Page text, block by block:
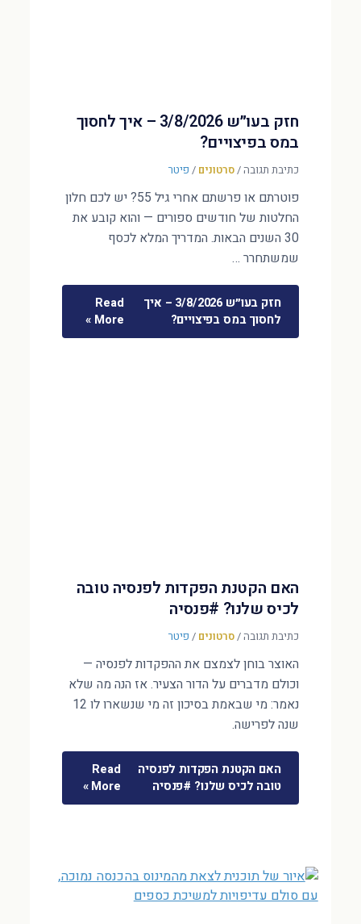
חזק בעו״ש 3/8/2026 – איך לחסוך
במס בפיצויים?
כתיבת תגובה/סרטונים / פיטר
פוטרתם או פרשתם אחרי גיל 55? יש לכם חלון
החלטות של חודשים ספורים — והוא קובע את
30 השנים הבאות. המדריך המלא לכסף
שמשתחרר …
חזק בעו״ש 3/8/2026 – איך
לחסוך במס בפיצויים?
Read
More »
האם הקטנת הפקדות לפנסיה טובה
לכיס שלנו? #פנסיה
כתיבת תגובה/סרטונים / פיטר
האוצר בוחן לצמצם את ההפקדות לפנסיה —
וכולם מדברים על הדור הצעיר. אז הנה מה שלא
נאמר: מי שבאמת בסיכון זה מי שנשארו לו 12
שנה לפרישה.
האם הקטנת הפקדות לפנסיה
טובה לכיס שלנו? #פנסיה
Read
More »